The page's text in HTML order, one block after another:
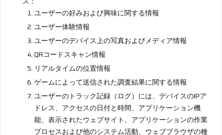
ス：
ユーザーの好みおよび興味に関する情報
ユーザー体験情報
ユーザーのデバイス上の写真およびメディア情報
QRコードスキャン情報
リアルタイムの位置情報
ゲームによって送信された調査結果に関する情報
ユーザーのトラック記録（ログ）には、デバイスのIPア
ドレス、アクセスの日付と時間、アプリケーション機
能、表示されたウェブサイト、アプリケーションの作業
プロセスおよび他のシステム活動、ウェブブラウザの種